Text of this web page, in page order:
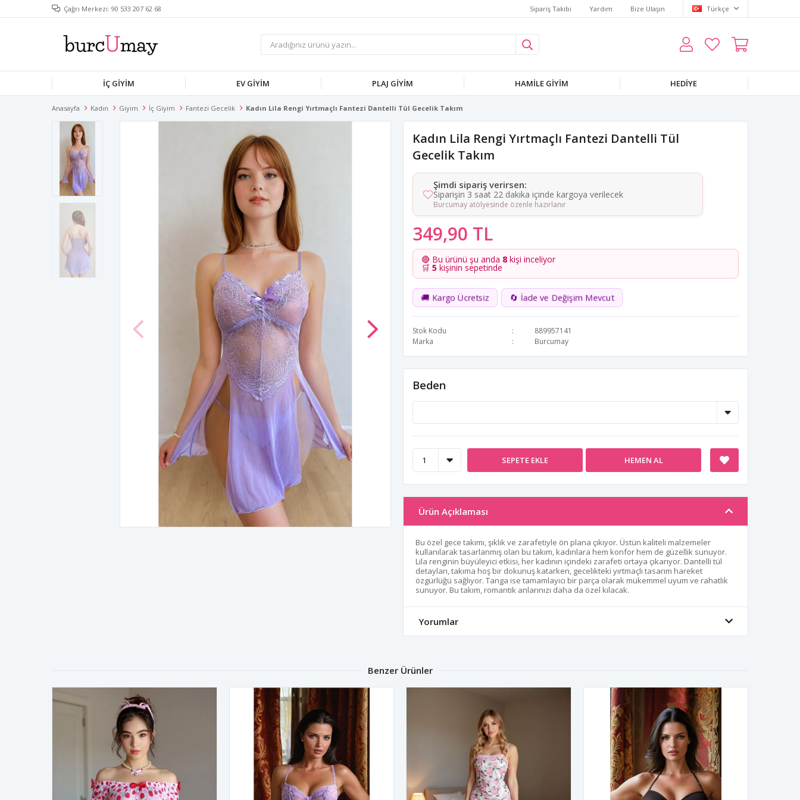
Çağrı Merkezi: 90 533 207 62 68 Sipariş Takibi Yardım Bize Ulaşın Türkçe
İÇ GIYIM EV GIYIM PLAJ GIYIM HAMILE GIYIM HEDIYE
Anasayfa Kadın Giyim İç Giyim Fantezi Gecelik Kadın Lila Rengi Yırtmaçlı Fantezi Dantelli Tül Gecelik Takım
Kadın Lila Rengi Yırtmaçlı Fantezi Dantelli Tül
Gecelik Takım
Şimdi sipariş verirsen:
Siparişin 3 saat 22 dakika içinde kargoya verilecek
Burcumay atölyesinde özenle hazırlanır
349,90 TL
🔴 Bu ürünü şu anda 8 kişi inceliyor
🛒 5 kişinin sepetinde
🚚 Kargo Ücretsiz 🔄 İade ve Değişim Mevcut
Stok Kodu
889957141
Marka
Burcumay
Beden
SEPETE EKLE HEMEN AL
Ürün Açıklaması
Bu özel gece takımı, şıklık ve zarafetiyle ön plana çıkıyor. Üstün kaliteli malzemeler
kullanılarak tasarlanmış olan bu takım, kadınlara hem konfor hem de güzellik sunuyor.
Lila renginin büyüleyici etkisi, her kadının içindeki zarafeti ortaya çıkarıyor. Dantelli tül
detayları, takıma hoş bir dokunuş katarken, gecelikteki yırtmaçlı tasarım hareket
özgürlüğü sağlıyor. Tanga ise tamamlayıcı bir parça olarak mükemmel uyum ve rahatlık
sunuyor. Bu takım, romantik anlarınızı daha da özel kılacak.
Yorumlar
Benzer Ürünler